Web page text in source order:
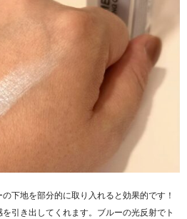
下地を部分的に取り入れると効果的です！
引き出してくれます。ブルーの光反射でト